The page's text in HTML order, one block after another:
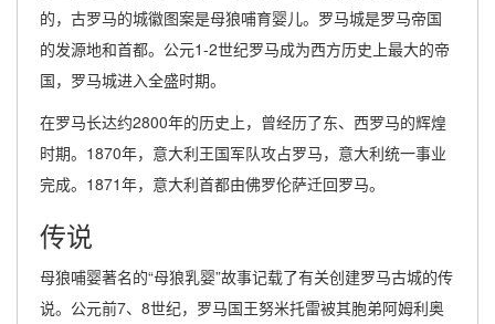
的，古罗马的城徽图案是母狼哺育婴儿。罗马城是罗马帝国
的发源地和首都。公元1-2世纪罗马成为西方历史上最大的帝
国，罗马城进入全盛时期。
在罗马长达约2800年的历史上，曾经历了东、西罗马的辉煌
时期。1870年，意大利王国军队攻占罗马，意大利统一事业
完成。1871年，意大利首都由佛罗伦萨迁回罗马。
传说
母狼哺婴著名的“母狼乳婴”故事记载了有关创建罗马古城的传
说。公元前7、8世纪，罗马国王努米托雷被其胞弟阿姆利奥